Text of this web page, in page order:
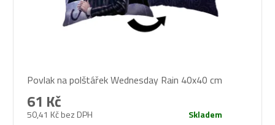
Povlak na polštářek Wednesday Rain 40x40 cm
50,41 Kč bez DPH
61 Kč
Skladem